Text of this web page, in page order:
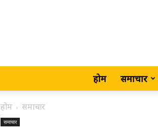
होम समाचार
होम समाचार
समाचार